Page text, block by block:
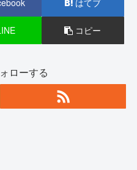
はてブ
コピー
ローする